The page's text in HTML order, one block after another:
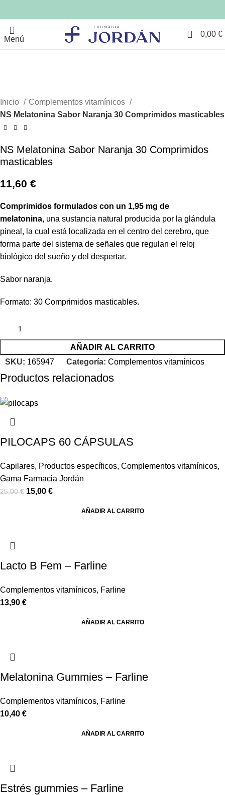
Menú
0 0,00 €
Inicio
Complementos vitamínicos
NS Melatonina Sabor Naranja 30 Comprimidos masticables
NS Melatonina Sabor Naranja 30 Comprimidos
masticables
11,60 €
Comprimidos formulados con un 1,95 mg de
melatonina, una sustancia natural producida por la glándula
pineal, la cual está localizada en el centro del cerebro, que
forma parte del sistema de señales que regulan el reloj
biológico del sueño y del despertar.
Sabor naranja.
Formato: 30 Comprimidos masticables.
AÑADIR AL CARRITO
SKU: 165947 Categoría: Complementos vitamínicos
Productos relacionados
PILOCAPS 60 CÁPSULAS
Capilares, Productos específicos, Complementos vitamínicos,
Gama Farmacia Jordán
25,00€ 15,00 €
AÑADIR AL CARRITO
Lacto B Fem – Farline
Complementos vitamínicos, Farline
13,90 €
AÑADIR AL CARRITO
Melatonina Gummies – Farline
Complementos vitamínicos, Farline
10,40 €
AÑADIR AL CARRITO
Estrés gummies – Farline